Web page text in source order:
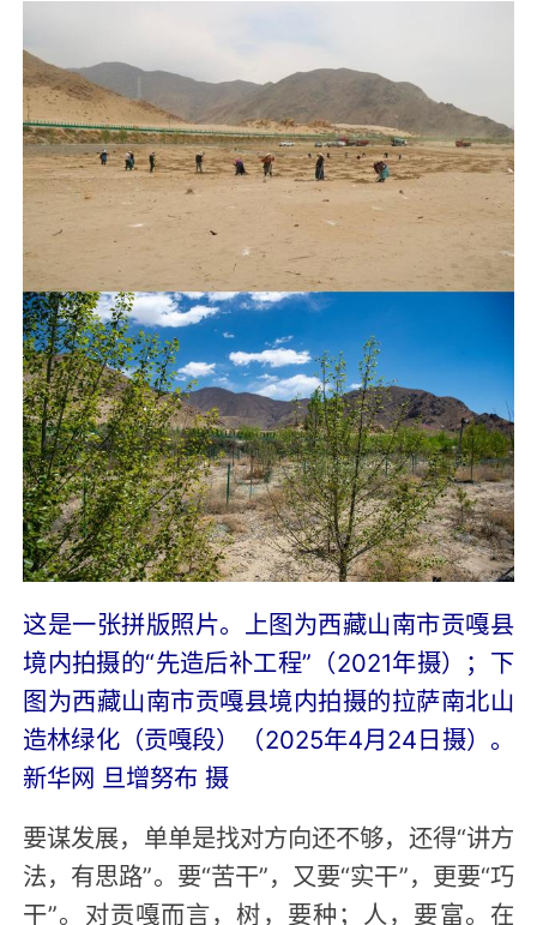
这是一张拼版照片。上图为西藏山南市贡嘎县
境内拍摄的“先造后补工程”（2021年摄）；下
图为西藏山南市贡嘎县境内拍摄的拉萨南北山
造林绿化（贡嘎段）（2025年4月24日摄）。
新华网 旦增努布 摄
要谋发展，单单是找对方向还不够，还得“讲方
法，有思路”。要“苦干”，又要“实干”，更要“巧
干”。对贡嘎而言，树，要种；人，要富。在